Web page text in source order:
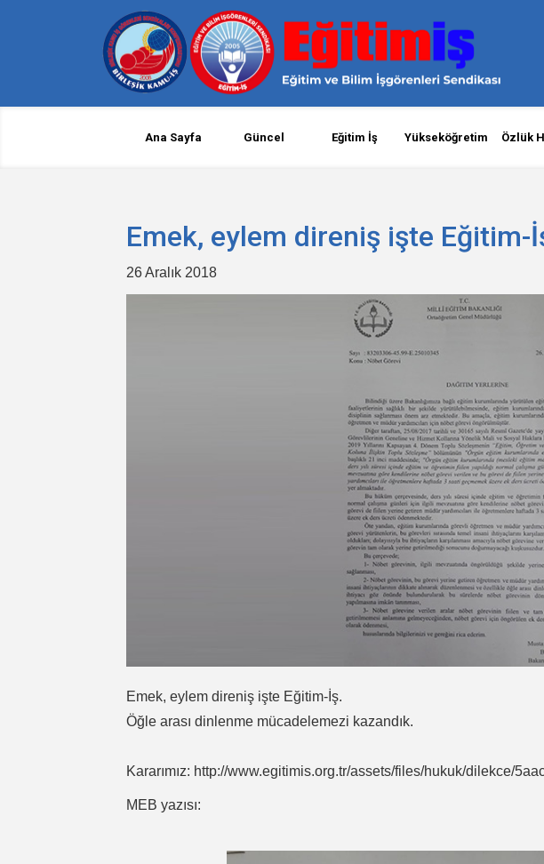
Ana Sayfa Güncel Eğitim İş Yükseköğretim Özlük
Emek, eylem direniş işte Eğitim-
26 Aralık 2018
Emek, eylem direniş işte Eğitim-İş.
Öğle arası dinlenme mücadelemezi kazandık.
Kararımız: http://www.egitimis.org.tr/assets/files/hukuk/dilekce/
MEB yazısı: